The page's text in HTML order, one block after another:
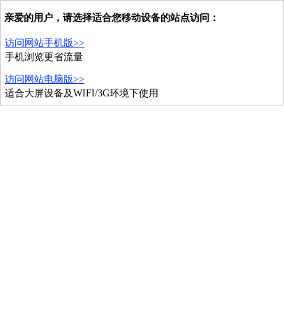
亲爱的用户，请选择适合您移动设备的站点访问：
访问网站手机版>>
手机浏览更省流量
访问网站电脑版>>
适合大屏设备及WIFI/3G环境下使用